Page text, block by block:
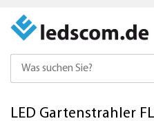
LED Gartenstrahler